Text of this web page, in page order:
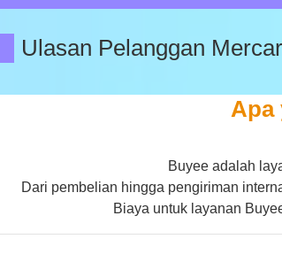
Ulasan Pelanggan
Apa
Buyee adalah
Dari pembelian hingga pengiriman
Biaya untuk layanan